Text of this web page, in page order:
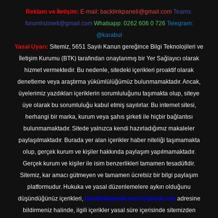
Reklam ve İletişim: E-mail: backlinkpaneli@gmail.com Teams:
forumhizmeti@gmail.com Whatsapp: 0262 606 0 726 Telegram:
@karabul
Yasal Uyarı: Sitemiz, 5651 Sayılı Kanun gereğince Bilgi Teknolojileri ve
İletişim Kurumu (BTK) tarafından onaylanmış bir Yer Sağlayıcı olarak
hizmet vermektedir. Bu nedenle, sitedeki içerikleri proaktif olarak
denetleme veya araştırma yükümlülüğümüz bulunmamaktadır. Ancak,
üyelerimiz yazdıkları içeriklerin sorumluluğunu taşımakta olup, siteye
üye olarak bu sorumluluğu kabul etmiş sayılırlar. Bu internet sitesi,
herhangi bir marka, kurum veya şahıs şirketi ile hiçbir bağlantısı
bulunmamaktadır. Sitede yalnızca kendi hazırladığımız makaleler
paylaşılmaktadır. Burada yer alan içerikler haber niteliği taşımamakta
olup, gerçek kurum ve kişiler hakkında paylaşım yapılmamaktadır.
Gerçek kurum ve kişiler ile isim benzerlikleri tamamen tesadüfidir.
Sitemiz, kar amacı gütmeyen ve tamamen ücretsiz bir bilgi paylaşım
platformudur. Hukuka ve yasal düzenlemelere aykırı olduğunu
düşündüğünüz içerikleri, backlinkpanelicomtr@gmail.com adresine
bildirmeniz halinde, ilgili içerikler yasal süre içerisinde sitemizden